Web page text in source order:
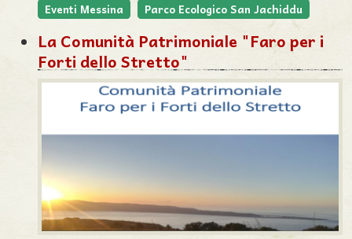
Eventi Messina Parco Ecologico San Jachiddu
La Comunità Patrimoniale "Faro per i
Forti dello Stretto"